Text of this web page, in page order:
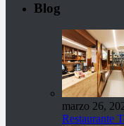
Blog
marzo 26,
Restaurante